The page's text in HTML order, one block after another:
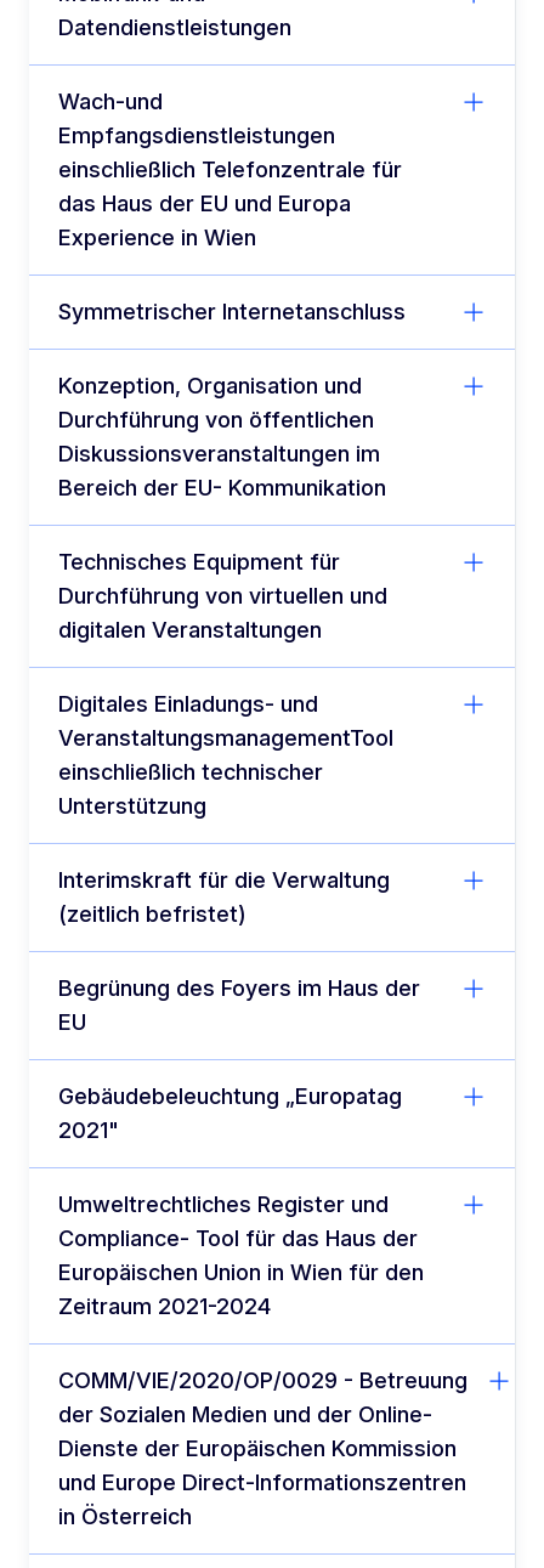
Datendienstleistungen
Wach-und
Empfangsdienstleistungen
einschließlich Telefonzentrale für
das Haus der EU und Europa
Experience in Wien
Symmetrischer Internetanschluss
Konzeption, Organisation und
Durchführung von öffentlichen
Diskussionsveranstaltungen im
Bereich der EU- Kommunikation
Technisches Equipment für
Durchführung von virtuellen und
digitalen Veranstaltungen
Digitales Einladungs- und
VeranstaltungsmanagementTool
einschließlich technischer
Unterstützung
Interimskraft für die Verwaltung
(zeitlich befristet)
Begrünung des Foyers im Haus der
EU
Gebäudebeleuchtung „Europatag
2021"
Umweltrechtliches Register und
Compliance- Tool für das Haus der
Europäischen Union in Wien für den
Zeitraum 2021-2024
COMM/VIE/2020/OP/0029 - Betreuung
der Sozialen Medien und der Online-
Dienste der Europäischen Kommission
und Europe Direct-Informationszentren
in Österreich